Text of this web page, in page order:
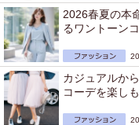
2026春夏の本
るワントーン
カジュアルか
コーデを楽し